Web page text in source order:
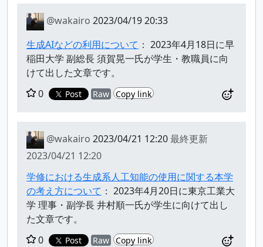
@wakairo 2023/04/19 20:33
生成AIなどの利用について ： 2023年4月18日に早
稲田大学 副総長 須賀晃一氏が学生・教職員に向
けて出した文章です。
0
Post Raw Copy link
@wakairo 2023/04/21 12:20最終更新
2023/04/21 12:20
学修における生成系人工知能の使用に関する本学
の考え方について ： 2023年4月20日に東京工業大
学 理事・副学長 井村順一氏が学生に向けて出し
た文章です。
0
Post Raw Copy link